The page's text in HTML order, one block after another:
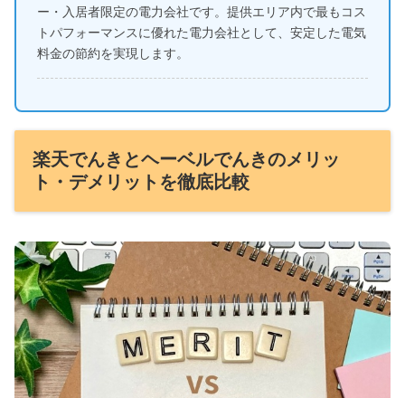
ー・入居者限定の電力会社です。提供エリア内で最もコス
トパフォーマンスに優れた電力会社として、安定した電気
料金の節約を実現します。
楽天でんきとヘーベルでんきのメリッ
ト・デメリットを徹底比較